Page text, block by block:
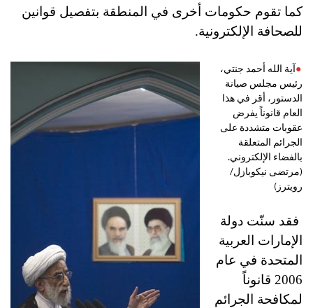
كما تقوم حكومات أخرى في المنطقة بتفصيل قوانين
للصحافة الإلكترونية.
آية الله أحمد جنتي،
رئيس مجلس صيانة
الدستور، أقر في هذا
العام قانوناً يفرض
عقوبات متشددة على
‏الجرائم المتعلقة
بالفضاء الإلكتروني.
(مرتضى نيكوبازل/
رويترز)‏
فقد سنّت دولة
الإمارات العربية
المتحدة في عام
2006 قانوناً
لمكافحة الجرائم